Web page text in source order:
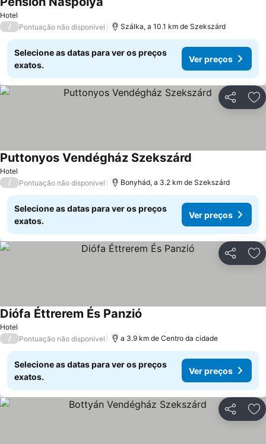
Hotel
/ Pontuação não disponível Szálka, a 10.1 km de Szekszárd
Selecione as datas para ver os preços
exatos.
Ver preços
Partilhar
Hotel
Puttonyos Vendégház Szekszárd
/ Pontuação não disponível Bonyhád, a 3.2 km de Szekszárd
Selecione as datas para ver os preços
exatos.
Ver preços
Partilhar
Hotel
Diófa Éttrerem És Panzió
/ Pontuação não disponível a 3.9 km de Centro da cidade
Selecione as datas para ver os preços
exatos.
Ver preços
Partilhar